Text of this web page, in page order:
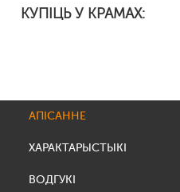
КУПІЦЬ У КРАМАХ:
АПІСАННЕ
ХАРАКТАРЫСТЫКІ
ВОДГУКІ